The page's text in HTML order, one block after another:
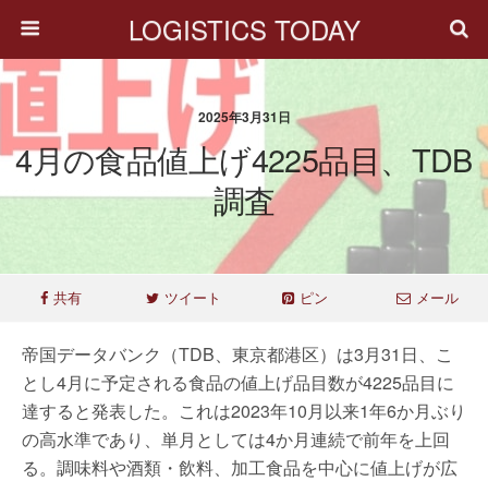
LOGISTICS TODAY
2025年3月31日
4月の食品値上げ4225品目、TDB
調査
共有 ツイート ピン メール
帝国データバンク（TDB、東京都港区）は3月31日、こ
とし4月に予定される食品の値上げ品目数が4225品目に
達すると発表した。これは2023年10月以来1年6か月ぶり
の高水準であり、単月としては4か月連続で前年を上回
る。調味料や酒類・飲料、加工食品を中心に値上げが広